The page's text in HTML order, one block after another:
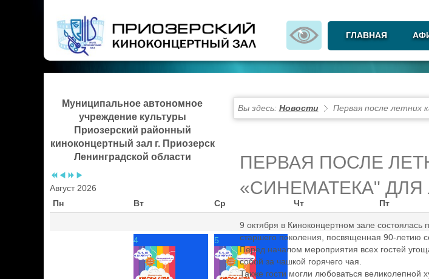
ГЛАВНАЯ
Муниципальное автономное
учреждение культуры
Приозерский районный
киноконцертный зал г. Приозерск
Ленинградской области
Август 2026
Пн
Вт Ср Чт Пт
4 5
Вы здесь: Новости Первая после летних
ПЕРВАЯ ПОСЛЕ
«СИНЕМАТЕКА"
9 октября в Киноконцертном зале
старшего поколения, посвященная 90-летию
Перед началом мероприятия всех гостей
собой за чашкой горячего чая.
Также гости могли любоваться